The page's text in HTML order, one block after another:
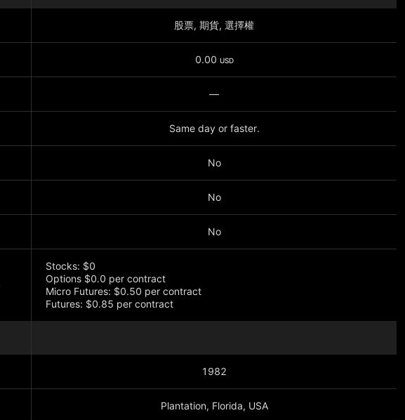
股票, 期貨, 選擇權
0.00 USD
—
Same day or faster.
No
No
No
Stocks: $0
Options $0.0 per contract
Micro Futures: $0.50 per contract
Futures: $0.85 per contract
1982
Plantation, Florida, USA